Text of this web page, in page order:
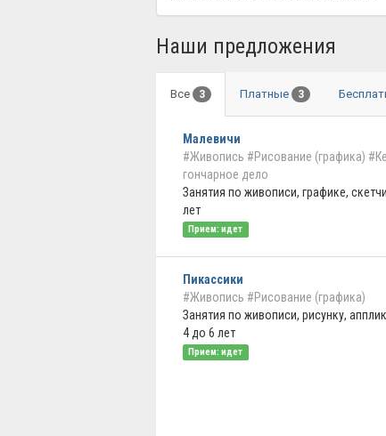
Наши предложения
Все 3 Платные 3
Малевичи
#Живопись #Рисование (графика)
гончарное дело
Занятия по живописи, графике,
лет
Прием: идет
Пикассики
#Живопись #Рисование (графика)
Занятия по живописи, рисунку,
4 до 6 лет
Прием: идет